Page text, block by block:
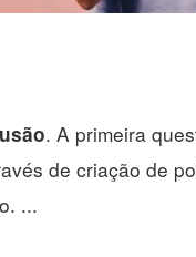
. A primeira
de criação de
...